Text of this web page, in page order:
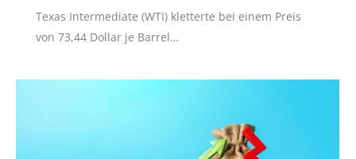
Texas Intermediate (WTI) kletterte bei einem Preis
von 73,44 Dollar je Barrel…